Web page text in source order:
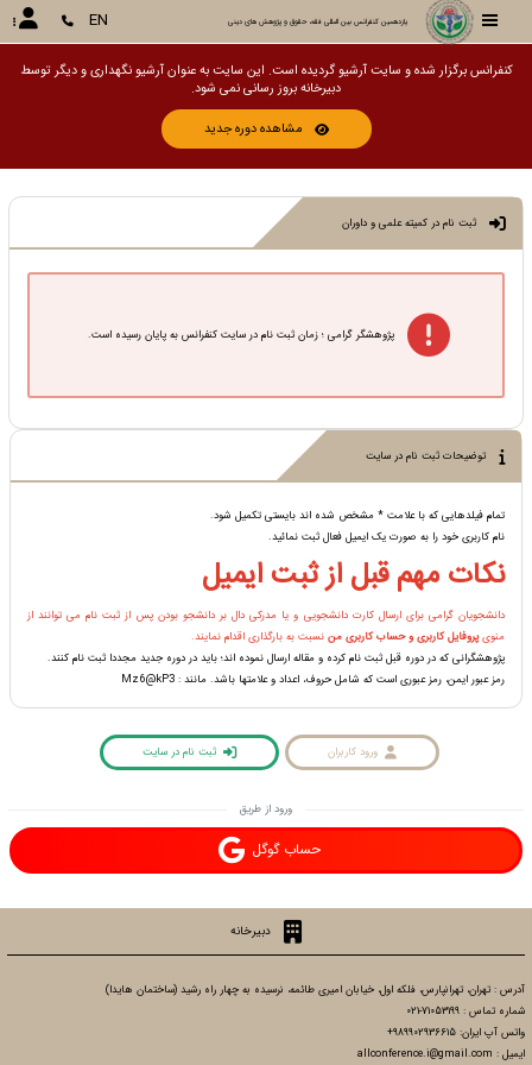
یازدهمین کنفرانس بین المللی فقه، حقوق و پژوهش های دینی EN
کنفرانس برگزار شده و سایت آرشیو گردیده است. این سایت به عنوان آرشیو نگهداری و دیگر توسط
دبیرخانه بروز رسانی نمی شود.
مشاهده دوره جدید
ثبت نام در کمیته علمی و داوران
پژوهشگر گرامی ؛ زمان ثبت نام در سایت کنفرانس به پایان رسیده است.
توضیحات ثبت نام در سایت
تمام فیلدهایی که با علامت * مشخص شده اند بایستی تکمیل شود.
نام کاربری خود را به صورت یک ایمیل فعال ثبت نمائید.
نکات مهم قبل از ثبت ایمیل
دانشجویان گرامی برای ارسال کارت دانشجویی و یا مدرکی دال بر دانشجو بودن پس از ثبت نام می توانند از
منویپروفایل کاربری و حساب کاربری مننسبت به بارگذاری اقدام نمایند.
پژوهشگرانی که در دوره قبل ثبت نام کرده و مقاله ارسال نموده اند؛ باید در دوره جدید مجددا ثبت نام کنند.
رمز عبور ایمن، رمز عبوری است که شامل حروف، اعداد و علامتها باشد. مانند : Mz6@kP3
ورود کاربران ثبت نام در سایت
ورود از طریق
حساب گوگل
دبیرخانه
آدرس : تهران، تهرانپارس، فلکه اول، خیابان امیری طائمه، نرسیده به چهار راه رشید (ساختمان هایدا)
شماره تماس : 71053199-021
واتس آپ ایران: 989902936615+
ایمیل : allconference.i@gmail.com